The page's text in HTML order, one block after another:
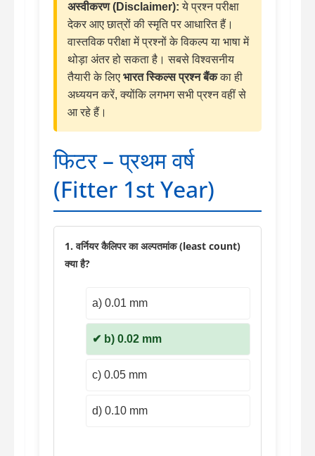
अस्वीकरण (Disclaimer): ये प्रश्न परीक्षा
देकर आए छात्रों की स्मृति पर आधारित हैं।
वास्तविक परीक्षा में प्रश्नों के विकल्प या भाषा में
थोड़ा अंतर हो सकता है। सबसे विश्वसनीय
तैयारी के लिए भारत स्किल्स प्रश्न बैंकका ही
अध्ययन करें, क्योंकि लगभग सभी प्रश्न वहीं से
आ रहे हैं।
फिटर – प्रथम वर्ष
(Fitter 1st Year)
1. वर्नियर कैलिपर का अल्पतमांक (least count)
क्या है?
a) 0.01 mm
b) 0.02 mm
c) 0.05 mm
d) 0.10 mm